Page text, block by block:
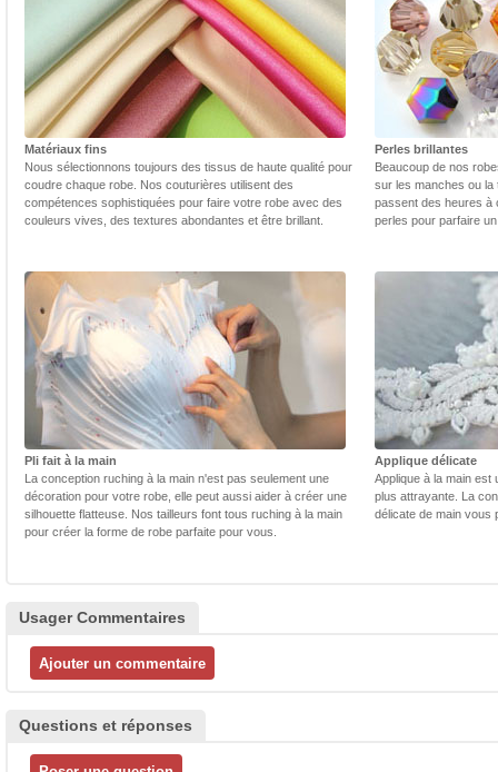
Matériaux fins
Nous sélectionnons toujours des tissus de haute qualité pour
coudre chaque robe. Nos couturières utilisent des
compétences sophistiquées pour faire votre robe avec des
couleurs vives, des textures abondantes et être brillant.
Perles brillantes
Beaucoup de nos
sur les manches ou la
passent des heures à
perles pour parfaire
Pli fait à la main
La conception ruching à la main n'est pas seulement une
décoration pour votre robe, elle peut aussi aider à créer une
silhouette flatteuse. Nos tailleurs font tous ruching à la main
pour créer la forme de robe parfaite pour vous.
Applique délicate
Applique à la main est
plus attrayante. La
délicate de main vous
Usager Commentaires
Questions et réponses